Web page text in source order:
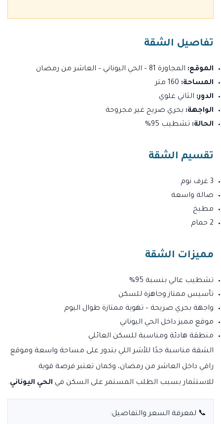
تفاصيل الشقة
الموقع: المجاورة 81 – الحي اليوناني – العاشر من رمضان
المساحة:
الدور: الثاني علوي
الواجهة: بحري صريح غير مجروحة
الحالة: تشطيب 95%
تقسيم الشقة
3 غرف نوم
صالة واسعة
مطبخ
2 حمام
مميزات الشقة
تشطيب عالي بنسبة 95%
تأسيس ممتاز وجاهزة للسكن
واجهة بحري صريحة – تهوية ممتازة طوال اليوم
موقع مميز داخل الحي اليوناني
منطقة هادئة ومناسبة للسكن العائلي
الشقة مناسبة جدًا للأسَر اللي بتدور على مساحة واسعة وموقع
راقي داخل العاشر من رمضان، وكمان تعتبر فرصة قوية
للاستثمار بسبب الطلب المستمر على السكن في الحي اليوناني.
📞 لمعرفة السعر والتفاصيل: